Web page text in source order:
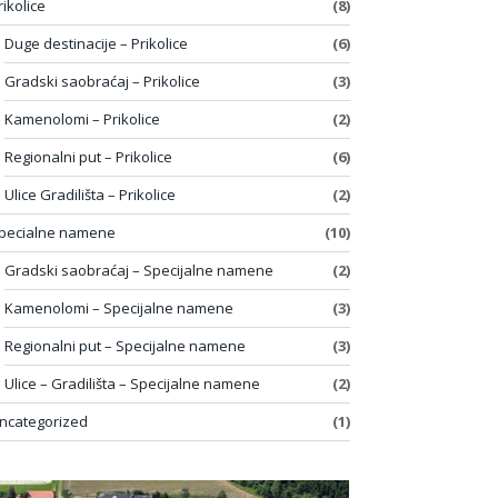
(8)
Duge destinacije – Prikolice
(6)
Gradski saobraćaj – Prikolice
(3)
Kamenolomi – Prikolice
(2)
Regionalni put – Prikolice
(6)
Ulice Gradilišta – Prikolice
(2)
namene
(10)
Gradski saobraćaj – Specijalne namene
(2)
Kamenolomi – Specijalne namene
(3)
Regionalni put – Specijalne namene
(3)
Ulice – Gradilišta – Specijalne namene
(2)
(1)